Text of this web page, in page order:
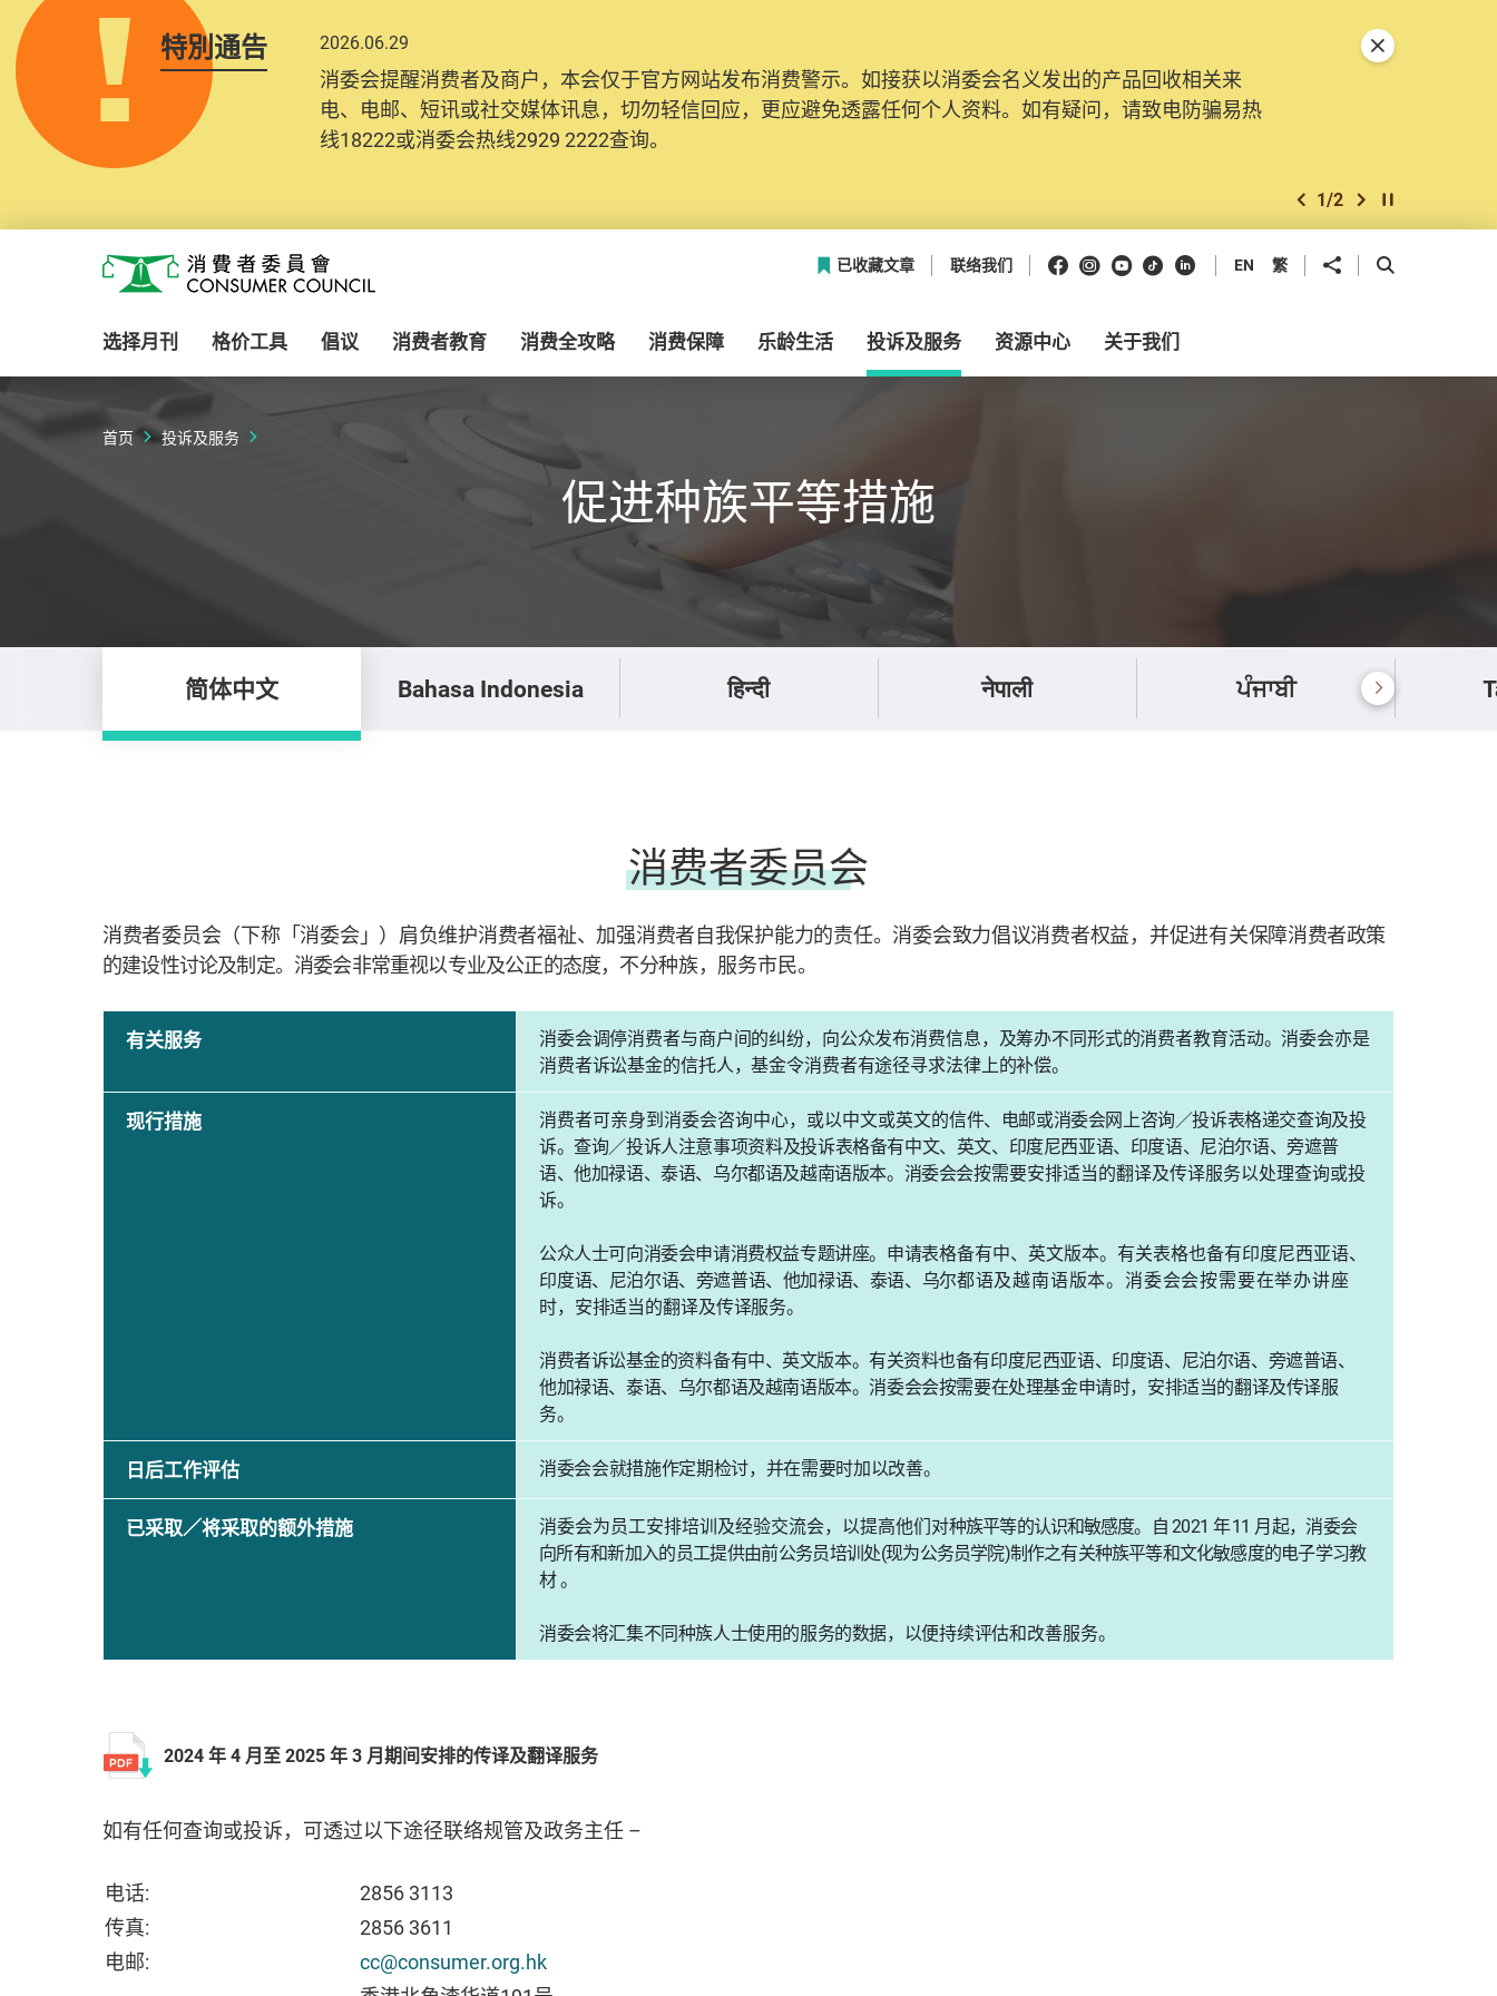
特別通告 2026.06.29
消委会提醒消费者及商户，本会仅于官方网站发布消费警示。如接获以消委会名义发出的产品回收相关来
电、电邮、短讯或社交媒体讯息，切勿轻信回应，更应避免透露任何个人资料。如有疑问，请致电防骗易热
线18222或消委会热线2929 2222查询。
上一个
1/2 下一个开始/暂停幻灯
关闭特別通告
消费者委员会
已收藏文章 联络我们 Facebook
Instagram
Youtube
抖音领英 EN 繁 分享到 开启搜寻框
选择月刊 格价工具 倡议 消费者教育 消费全攻略 消费保障 乐龄生活 投诉及服务 资源中心 关于我们
首页 投诉及服务
促进种族平等措施
简体中文 Bahasa Indonesia हिन्दी नेपाली ਪੰਜਾਬੀ
消费者委员会
消费者委员会（下称「消委会」）肩负维护消费者福祉、加强消费者自我保护能力的责任。消委会致力倡议消费者权益，并促进有关保障消费者政策
的建设性讨论及制定。消委会非常重视以专业及公正的态度，不分种族，服务市民。
有关服务 消委会调停消费者与商户间的纠纷，向公众发布消费信息，及筹办不同形式的消费者教育活动。消委会亦是
消费者诉讼基金的信托人，基金令消费者有途径寻求法律上的补偿。
现行措施 消费者可亲身到消委会咨询中心，或以中文或英文的信件、电邮或消委会网上咨询／投诉表格递交查询及投
诉。查询／投诉人注意事项资料及投诉表格备有中文、英文、印度尼西亚语、印度语、尼泊尔语、旁遮普
语、他加禄语、泰语、乌尔都语及越南语版本。消委会会按需要安排适当的翻译及传译服务以处理查询或投
诉。
公众人士可向消委会申请消费权益专题讲座。申请表格备有中、英文版本。有关表格也备有印度尼西亚语、
印度语、尼泊尔语、旁遮普语、他加禄语、泰语、乌尔都语及越南语版本。消委会会按需要在举办讲座
时，安排适当的翻译及传译服务。
消费者诉讼基金的资料备有中、英文版本。有关资料也备有印度尼西亚语、印度语、尼泊尔语、旁遮普语、
他加禄语、泰语、乌尔都语及越南语版本。消委会会按需要在处理基金申请时，安排适当的翻译及传译服
务。
日后工作评估 消委会会就措施作定期检讨，并在需要时加以改善。
已采取／将采取的额外措施 消委会为员工安排培训及经验交流会，以提高他们对种族平等的认识和敏感度。自2021 年11 月起，消委会
向所有和新加入的员工提供由前公务员培训处(现为公务员学院)制作之有关种族平等和文化敏感度的电子学习教
材 。
消委会将汇集不同种族人士使用的服务的数据，以便持续评估和改善服务。
2024 年 4 月至 2025 年 3 月期间安排的传译及翻译服务
如有任何查询或投诉，可透过以下途径联络规管及政务主任 –
电话:
2856 3113
传真:
2856 3611
电邮:
cc@consumer.org.hk